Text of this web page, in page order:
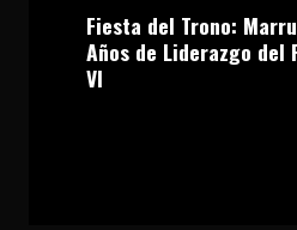
Fiesta del Trono:
Años de Liderazgo del
VI